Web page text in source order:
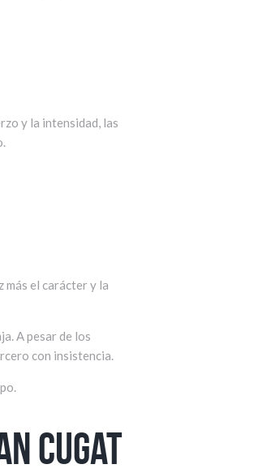
y la intensidad, las
más el carácter y la
A pesar de los
con insistencia.
Cugat